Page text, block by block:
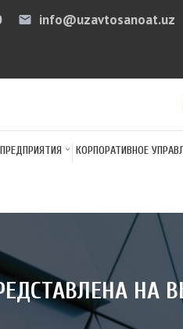
email info@uzavtosanoat.uz
ПРЕДПРИЯТИЯ КОРПОРАТИВНОЕ
НА